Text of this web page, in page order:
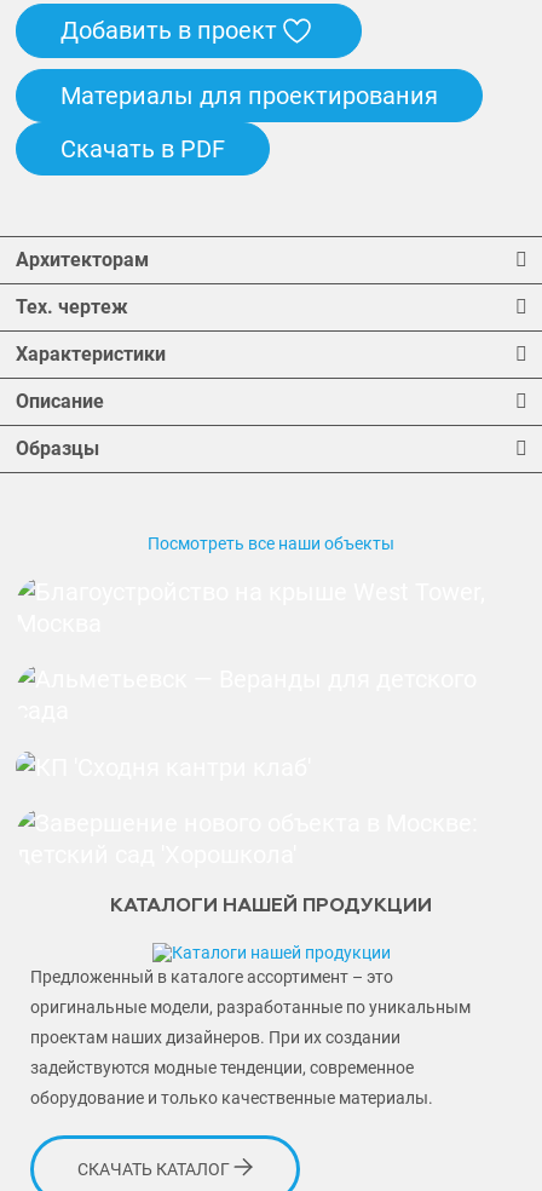
Добавить в проект
Материалы для проектирования
Скачать в PDF
Архитекторам
Тех. чертеж
Характеристики
Описание
Образцы
Посмотреть все наши объекты
КАТАЛОГИ НАШЕЙ ПРОДУКЦИИ
Предложенный в каталоге ассортимент – это
оригинальные модели, разработанные по уникальным
проектам наших дизайнеров. При их создании
задействуются модные тенденции, современное
оборудование и только качественные материалы.
СКАЧАТЬ КАТАЛОГ